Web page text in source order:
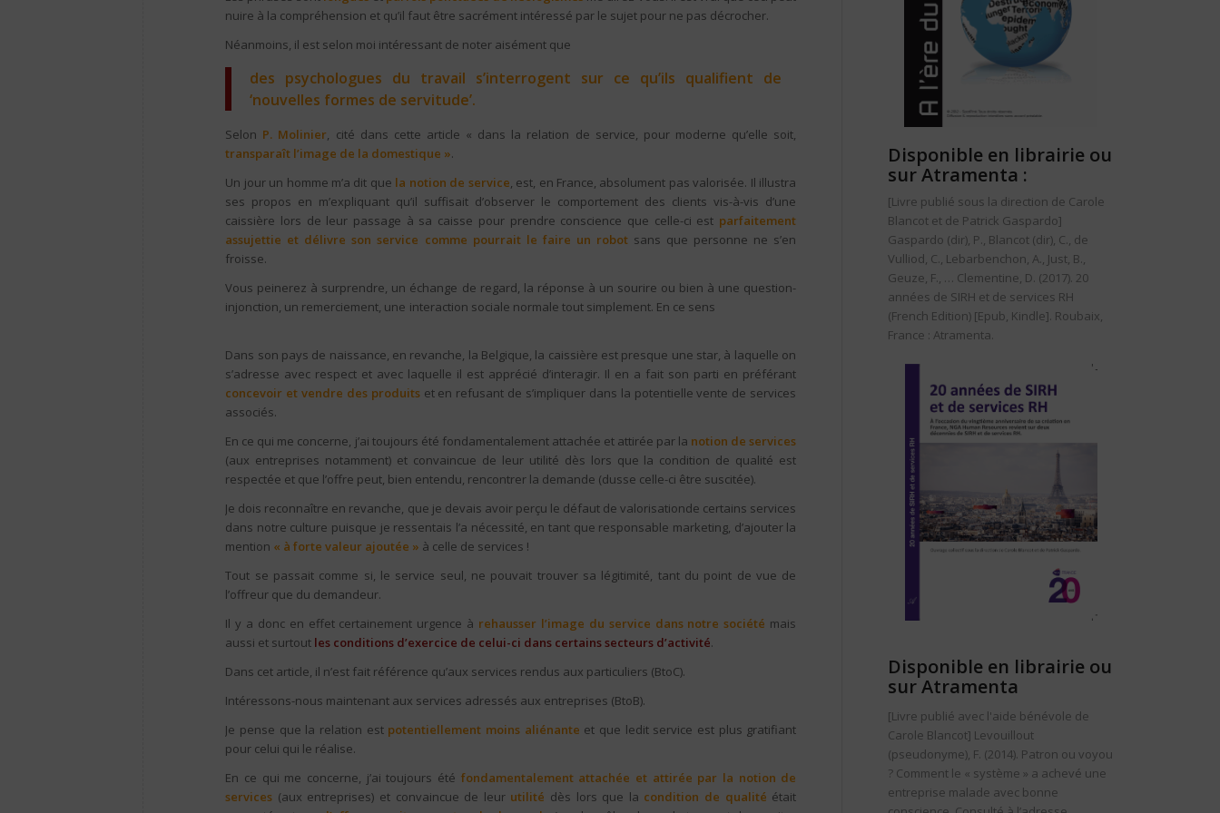
nuire à la compréhension et qu’il faut être sacrément intéressé par le sujet pour ne pas décrocher.
Néanmoins, il est selon moi intéressant de noter aisément que
des psychologues du travail s’interrogent sur ce qu’ils qualifient de
‘nouvelles formes de servitude’.
Selon P. Molinier , cité dans cette article « dans la relation de service, pour moderne qu’elle soit,
transparaît l’image de la domestique ».
Un jour un homme m’a dit que la notion de service , est, en France, absolument pas valorisée. Il illustra
ses propos en m’expliquant qu’il suffisait d’observer le comportement des clients vis-à-vis d’une
caissière lors de leur passage à sa caisse pour prendre conscience que celle-ci est parfaitement
assujettie et délivre son service comme pourrait le faire un robotsans que personne ne s’en
froisse.
Vous peinerez à surprendre, un échange de regard, la réponse à un sourire ou bien à une question-
injonction, un remerciement, une interaction sociale normale tout simplement. En ce sens
Dans son pays de naissance, en revanche, la Belgique, la caissière est presque une star, à laquelle on
s’adresse avec respect et avec laquelle il est apprécié d’interagir. Il en a fait son parti en préférant
concevoir et vendre des produitset en refusant de s’impliquer dans la potentielle vente de services
associés.
En ce qui me concerne, j’ai toujours été fondamentalement attachée et attirée par la notion de services
(aux entreprises notamment) et convaincue de leur utilité dès lors que la condition de qualité est
respectée et que l’offre peut, bien entendu, rencontrer la demande (dusse celle-ci être suscitée).
Je dois reconnaître en revanche, que je devais avoir perçu le défaut de valorisationde certains services
dans notre culture puisque je ressentais l’a nécessité, en tant que responsable marketing, d’ajouter la
mention « à forte valeur ajoutée » à celle de services !
Tout se passait comme si, le service seul, ne pouvait trouver sa légitimité, tant du point de vue de
l’offreur que du demandeur.
Il y a donc en effet certainement urgence à rehausser l’image du service dans notre société mais
aussi et surtout les conditions d’exercice de celui-ci dans certains secteurs d’activité.
Dans cet article, il n’est fait référence qu’aux services rendus aux particuliers (BtoC).
Intéressons-nous maintenant aux services adressés aux entreprises (BtoB).
Je pense que la relation est potentiellement moins aliénante et que ledit service est plus gratifiant
pour celui qui le réalise.
En ce qui me concerne, j’ai toujours été fondamentalement attachée et attirée par la notion de
services (aux entreprises) et convaincue de leur utilité dès lors que la condition de qualité était
Disponible en librairie ou
sur Atramenta :
[Livre publié sous la direction de Carole
Blancot et de Patrick Gaspardo]
Gaspardo (dir), P., Blancot (dir), C., de
Vulliod, C., Lebarbenchon, A., Just, B.,
Geuze, F., … Clementine, D. (2017). 20
années de SIRH et de services RH
(French Edition) [Epub, Kindle]. Roubaix,
France : Atramenta.
Disponible en librairie ou
sur Atramenta
[Livre publié avec l'aide bénévole de
Carole Blancot] Levouillout
(pseudonyme), F. (2014). Patron ou voyou
? Comment le « système » a achevé une
entreprise malade avec bonne